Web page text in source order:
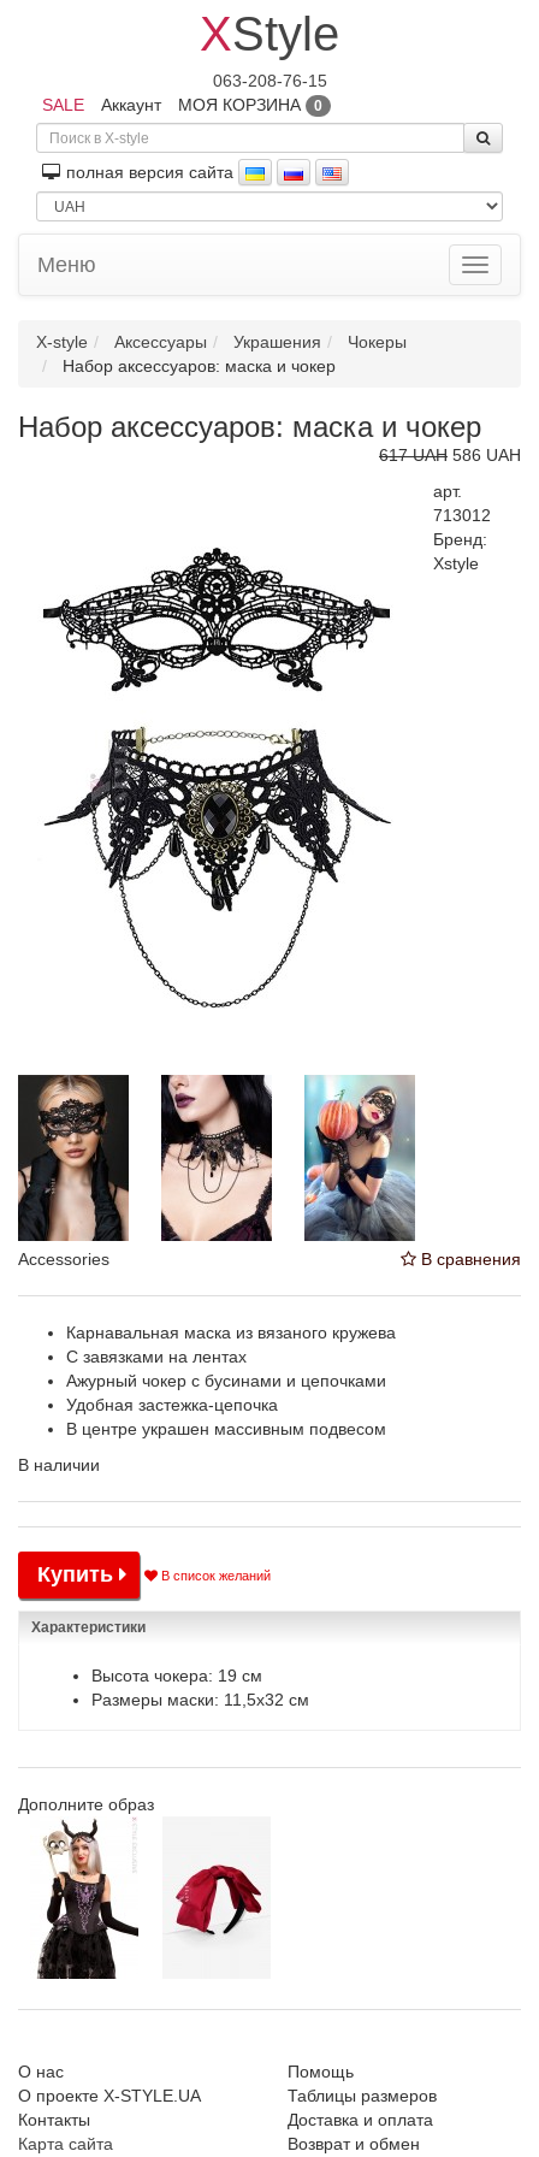
XStyle
063-208-76-15
SALE
Аккаунт МОЯ КОРЗИНА 0
полная версия сайта
Toggle
Меню
X-style Аксессуары Украшения
Чокеры
Набор аксессуаров: маска и чокер
Набор аксессуаров: маска и чокер
617 UAH 586 UAH
В сравнения
арт.
713012
Бренд:
Xstyle
Accessories
Карнавальная маска из вязаного кружева
С завязками на лентах
Ажурный чокер с бусинами и цепочками
Удобная застежка-цепочка
В центре украшен массивным подвесом
В наличии
Купить В список желаний
Характеристики
Высота чокера: 19 см
Размеры маски: 11,5х32 см
Дополните образ
О нас
О проекте X-STYLE.UA
Контакты
Карта сайта
Помощь
Таблицы размеров
Доставка и оплата
Возврат и обмен